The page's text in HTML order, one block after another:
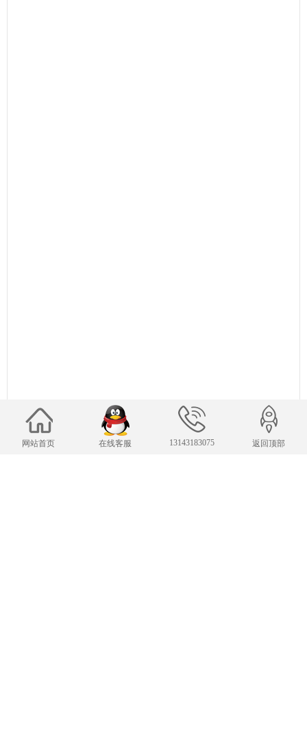
网站首页 在线客服 13143183075 返回顶部